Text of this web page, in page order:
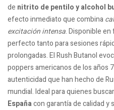
de nitrito de pentilo y alcohol
efecto inmediato que combina
excitación intensa. Disponible
perfecto tanto para sesiones
prolongadas. El Rush Butanol
poppers americanos de los años
autenticidad que han hecho de
mundial. Ideal para quienes
Españacon garantía de calidad